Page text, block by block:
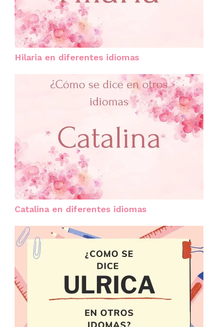
Hilaria en diferentes idiomas
Catalina en diferentes idiomas